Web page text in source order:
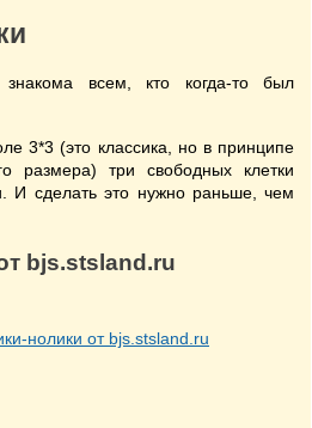
знакома всем, кто когда-то был
3*3 (это классика, но в принципе
размера) три свободных клетки
И сделать это нужно раньше, чем
bjs.stsland.ru